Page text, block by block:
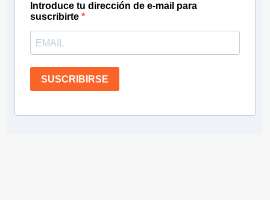
Introduce tu dirección de e-mail para
suscribirte
SUSCRIBIRSE